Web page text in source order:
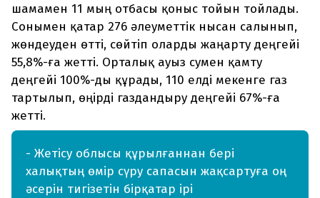
шамамен 11 мың отбасы қоныс тойын тойлады.
Сонымен қатар 276 әлеуметтік нысан салынып,
жөндеуден өтті, сөйтіп оларды жаңарту деңгейі
55,8%-ға жетті. Орталық ауыз сумен қамту
деңгейі 100%-ды құрады, 110 елді мекенге газ
тартылып, өңірді газдандыру деңгейі 67%-ға
жетті.
- Жетісу облысы құрылғаннан бері
халықтың өмір сүру сапасын жақсартуға оң
әсерін тигізетін бірқатар ірі